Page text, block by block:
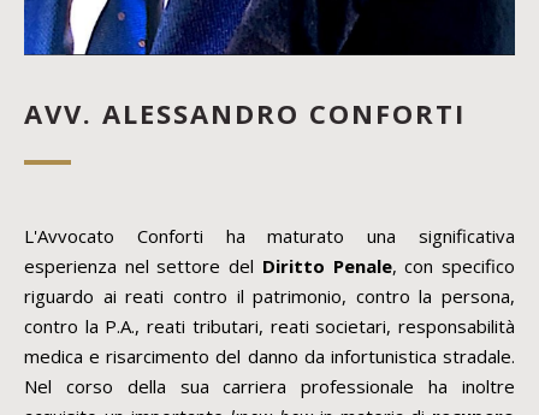
AVV. ALESSANDRO CONFORTI
L'Avvocato Conforti ha maturato una significativa
esperienza nel settore del Diritto Penale, con specifico
riguardo ai reati contro il patrimonio, contro la persona,
contro la P.A., reati tributari, reati societari, responsabilità
medica e risarcimento del danno da infortunistica stradale.
Nel corso della sua carriera professionale ha inoltre